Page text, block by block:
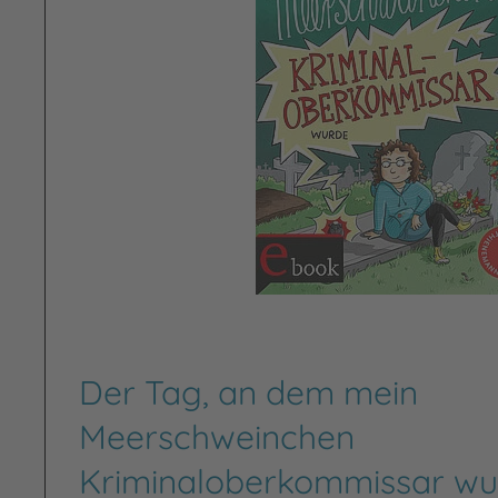
Der Tag, an dem mein
Meerschweinchen
Kriminaloberkommissar